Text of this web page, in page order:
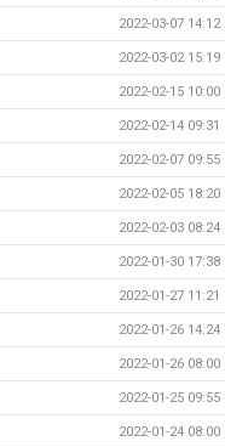
2022-03-07 14:12
2022-03-02 15:19
2022-02-15 10:00
2022-02-14 09:31
2022-02-07 09:55
2022-02-05 18:20
2022-02-03 08:24
2022-01-30 17:38
2022-01-27 11:21
2022-01-26 14:24
2022-01-26 08:00
2022-01-25 09:55
2022-01-24 08:00